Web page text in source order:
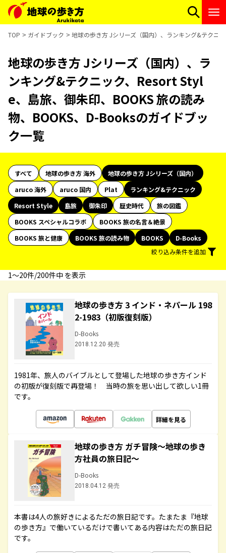
TOP ガイドブック 地球の歩き方 Jシリーズ（国内）、ランキング&テクニ
地球の歩き方 Jシリーズ（国内）、ラ
ンキング&テクニック、Resort Styl
e、島旅、御朱印、BOOKS 旅の読み
物、BOOKS、D-Booksのガイドブッ
ク一覧
すべて 地球の歩き方 海外
地球の歩き方 Jシリーズ（国内）
aruco 海外
aruco 国内 Plat
ランキング&テクニック
Resort Style
島旅 御朱印 歴史時代
旅の図鑑
BOOKS スペシャルコラボ
BOOKS 旅の名言＆絶景
BOOKS 旅と健康
BOOKS 旅の読み物 BOOKS
D-Books
絞り込み条件を追加
1〜20件/200件中 を表示
地球の歩き方 3 インド・ネパール 198
2-1983（初版復刻版）
D-Books
2018.12.20 発売
1981年、旅人のバイブルとして登場した地球の歩き方インド
の初版が復刻版で再登場！ 当時の旅を思い出して欲しい1冊
です。
詳細を見る
地球の歩き方 ガチ冒険～地球の歩き
方社員の旅日記～
D-Books
2018.04.12 発売
本書は4人の旅好きによるただの旅日記です。たまたま『地球
の歩き方』で働いているだけで書いてある内容はただの旅日記
です。